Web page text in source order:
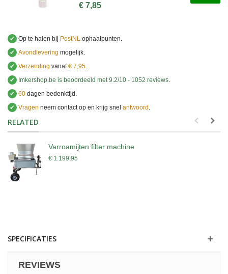
€ 7,85
✔ Op te halen bij PostNL ophaalpunten.
✔ Avondlevering mogelijk.
✔ Verzending vanaf€ 7,95.
✔
Imkershop.be is beoordeeld met9.2/10 - 1052 reviews.
✔ 60 dagen bedenktijd.
✔ Vragen neem contact op en krijg snel antwoord .
RELATED
Varroamijten filter machine
€ 1.199,95
SPECIFICATIES
REVIEWS